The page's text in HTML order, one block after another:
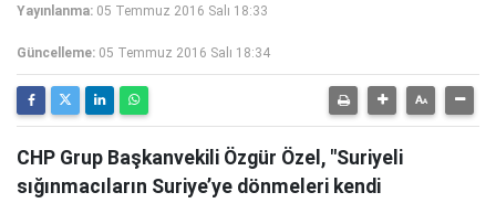
Yayınlanma: 05 Temmuz 2016 Salı 18:33
Güncelleme: 05 Temmuz 2016 Salı 18:34
CHP Grup Başkanvekili Özgür Özel, "Suriyeli
sığınmacıların Suriye’ye dönmeleri kendi